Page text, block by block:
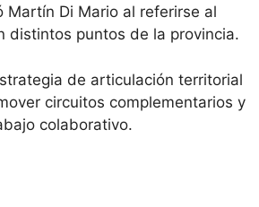
Martín Di Mario al referirse al
distintos puntos de la provincia.
de articulación territorial
circuitos complementarios y
colaborativo.